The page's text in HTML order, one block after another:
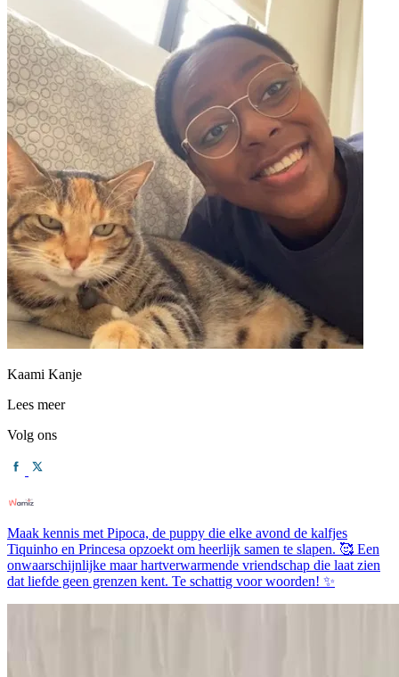
Kaami Kanje
Lees meer
Volg ons
Maak kennis met Pipoca, de puppy die elke avond de kalfjes
Tiquinho en Princesa opzoekt om heerlijk samen te slapen. 🥰 Een
onwaarschijnlijke maar hartverwarmende vriendschap die laat zien
dat liefde geen grenzen kent. Te schattig voor woorden! ✨